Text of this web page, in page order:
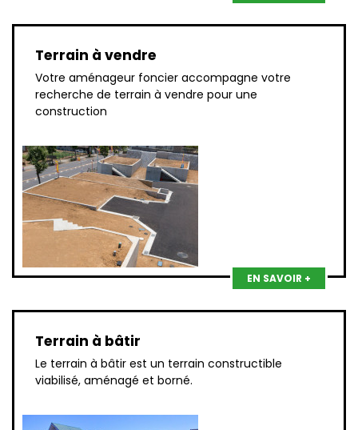
Terrain à vendre
Votre aménageur foncier accompagne votre
recherche de terrain à vendre pour une
construction
EN SAVOIR +
Terrain à bâtir
Le terrain à bâtir est un terrain constructible
viabilisé, aménagé et borné.